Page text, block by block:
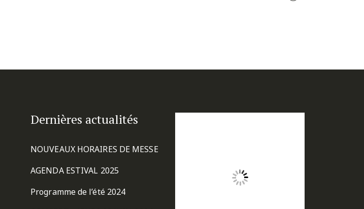
Dernières actualités
NOUVEAUX HORAIRES DE MESSE
AGENDA ESTIVAL 2025
Programme de l’été 2024